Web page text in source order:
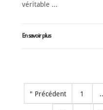
véritable ...
En savoir plus
" Précédent 1